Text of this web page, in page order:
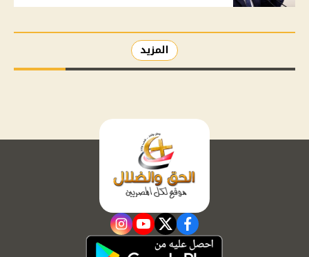
المزيد
facebook
twitter
youtube
instagram